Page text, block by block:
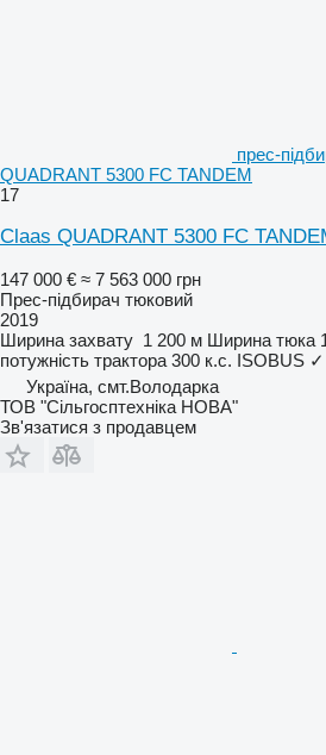
прес-
QUADRANT 5300 FC TANDEM
17
Claas QUADRANT 5300 FC
147 000 € ≈ 7 563 000 грн
Прес-підбирач тюковий
2019
Ширина захвату 1 200 м Ширина тюка
потужність трактора 300 к.с. ISOBUS ✓
Україна, смт.Володарка
ТОВ "Сiльгосптехнiка НОВА"
Зв'язатися з продавцем